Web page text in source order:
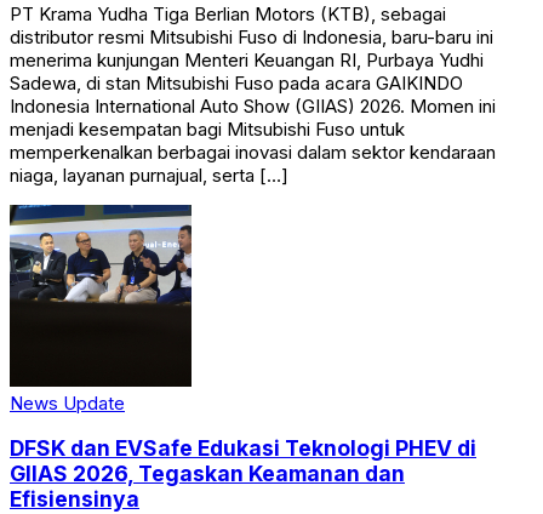
PT Krama Yudha Tiga Berlian Motors (KTB), sebagai
distributor resmi Mitsubishi Fuso di Indonesia, baru-baru ini
menerima kunjungan Menteri Keuangan RI, Purbaya Yudhi
Sadewa, di stan Mitsubishi Fuso pada acara GAIKINDO
Indonesia International Auto Show (GIIAS) 2026. Momen ini
menjadi kesempatan bagi Mitsubishi Fuso untuk
memperkenalkan berbagai inovasi dalam sektor kendaraan
niaga, layanan purnajual, serta […]
News Update
DFSK dan EVSafe Edukasi Teknologi PHEV di
GIIAS 2026, Tegaskan Keamanan dan
Efisiensinya